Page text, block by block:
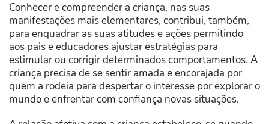
Conhecer e compreender a criança, nas suas
manifestações mais elementares, contribui, também,
para enquadrar as suas atitudes e ações permitindo
aos pais e educadores ajustar estratégias para
estimular ou corrigir determinados comportamentos. A
criança precisa de se sentir amada e encorajada por
quem a rodeia para despertar o interesse por explorar o
mundo e enfrentar com confiança novas situações.